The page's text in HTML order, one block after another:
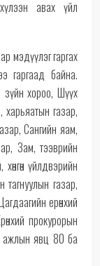
авах үйл
мэдүүлэг гаргах
гаргаад байна.
зүйн хороо, Шүүх
харьяатын газар,
Сангийн яам,
Зам, тээврийн
үйлдвэрийн
тагнуулын газар,
ерөнхий
прокурорын
ажлын явц 80 ба